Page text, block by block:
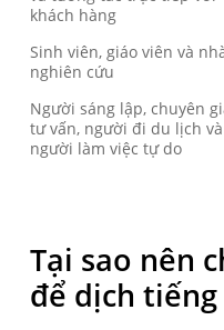
khách hàng
Sinh viên, giáo viên và
nghiên cứu
Người sáng lập, chuyên
tư vấn, người đi du lịch và
người làm việc tự do
Tại sao nên
để dịch